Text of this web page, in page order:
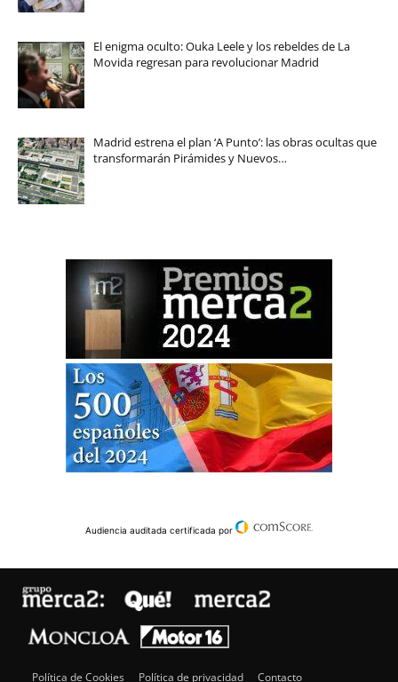
El enigma oculto: Ouka Leele y los rebeldes de La
Movida regresan para revolucionar Madrid
Madrid estrena el plan ‘A Punto’: las obras ocultas que
transformarán Pirámides y Nuevos…
Audiencia auditada certificada por
Política de Cookies Política de privacidad Contacto